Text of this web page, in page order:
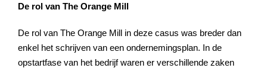
De rol van The Orange Mill
De rol van The Orange Mill in deze casus was breder dan
enkel het schrijven van een ondernemingsplan. In de
opstartfase van het bedrijf waren er verschillende zaken